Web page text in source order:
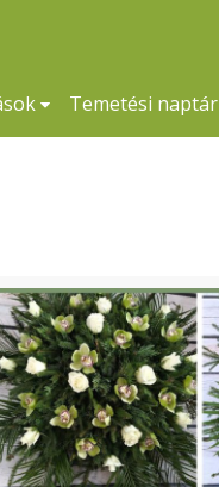
Temetési naptár